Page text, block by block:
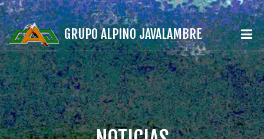
GRUPO ALPINO JAVALAMBRE